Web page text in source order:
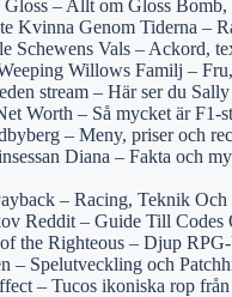
– Allt om Gloss Bomb,
Kvinna Genom Tiderna –
Schewens Vals – Ackord,
Willows Familj –
stream – Här ser du
Worth – Så mycket är F1-
– Meny, priser och
Diana – Fakta och
– Racing, Teknik Och
Reddit – Guide Till Codes
the Righteous – Djup
– Spelutveckling och
– Tucos ikoniska rop